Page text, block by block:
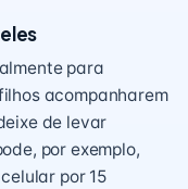
para
acompanharem
de levar
por exemplo,
por 15